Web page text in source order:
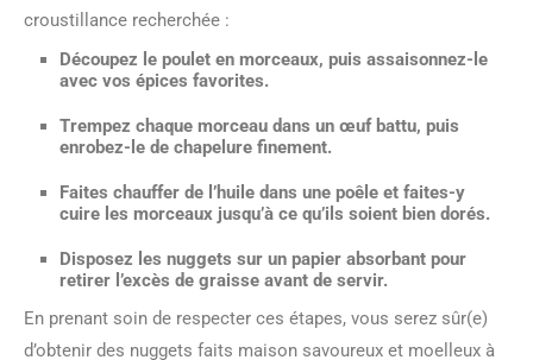
croustillance recherchée :
Découpez le poulet en morceaux, puis assaisonnez-le
avec vos épices favorites.
Trempez chaque morceau dans un œuf battu, puis
enrobez-le de chapelure finement.
Faites chauffer de l’huile dans une poêle et faites-y
cuire les morceaux jusqu’à ce qu’ils soient bien dorés.
Disposez les nuggets sur un papier absorbant pour
retirer l’excès de graisse avant de servir.
En prenant soin de respecter ces étapes, vous serez sûr(e)
d’obtenir des nuggets faits maison savoureux et moelleux à